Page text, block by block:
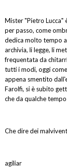
Mister "Pietro Lucca"
per passo, come
dedica molto tempo
archivia, li legge, li
frequentata da
tutti i modi, oggi
appena smentito
Farolfi, si è subito
che da qualche
Che dire dei
agiliar